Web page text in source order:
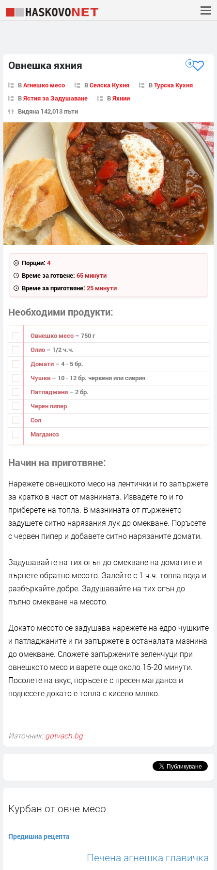
Овнешка яхния 0
ВАгнешко месо ВСелска Кухня ВТурска Кухня
ВЯстия за Задушаване ВЯхнии
Видяна 142,013 пъти
Порции: 4
Време за готвене: 65 минути
Време за приготвяне: 25 минути
Необходими продукти
Овнешко месо – 750 г
Олио – 1/2 ч.ч.
Домати – 4 - 5 бр.
Чушки – 10 - 12 бр. червени или сиврия
Патладжани – 2 бр.
Черен пипер
Сол
Магданоз
Начин на приготвяне
Нарежете овнешкото месо на лентички и го запържете
за кратко в част от мазнината. Извадете го и го
приберете на топла. В мазнината от пърженето
задушете ситно нарязания лук до омекване. Поръсете
с червен пипер и добавете ситно нарязаните домати.
Задушавайте на тих огън до омекване на доматите и
върнете обратно месото. Залейте с 1 ч.ч. топла вода и
разбъркайте добре. Задушавайте на тих огън до
пълно омекване на месото.
Докато месото се задушава нарежете на едро чушките
и патладжаните и ги запържете в останалата мазнина
до омекване. Сложете запържените зеленчуци при
овнешкото месо и варете още около 15-20 минути.
Посолете на вкус, поръсете с пресен магданоз и
поднесете докато е топла с кисело мляко.
Източник: gotvach.bg
Курбан от овче месо
Предишна рецепта
Печена агнешка главичка